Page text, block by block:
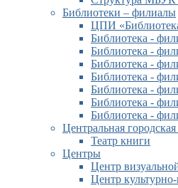
Библиотеки – филиалы
ЦПИ
Библиотека -
Библиотека -
Библиотека -
Библиотека -
Библиотека -
Библиотека -
Библиотека -
Центральная
Театр книги
Центры
Центр
Центр